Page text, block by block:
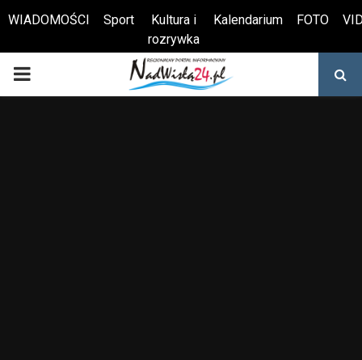
Otwórz pasek narzędzi
WIADOMOŚCI Sport
Kultura i
rozrywka
Kalendarium FOTO
PRIMARY